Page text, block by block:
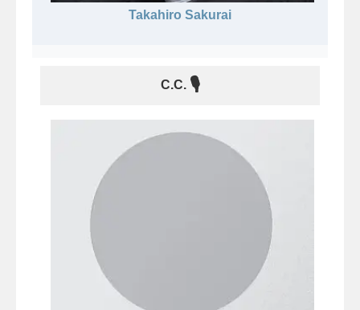
Takahiro Sakurai
C.C. 🎙